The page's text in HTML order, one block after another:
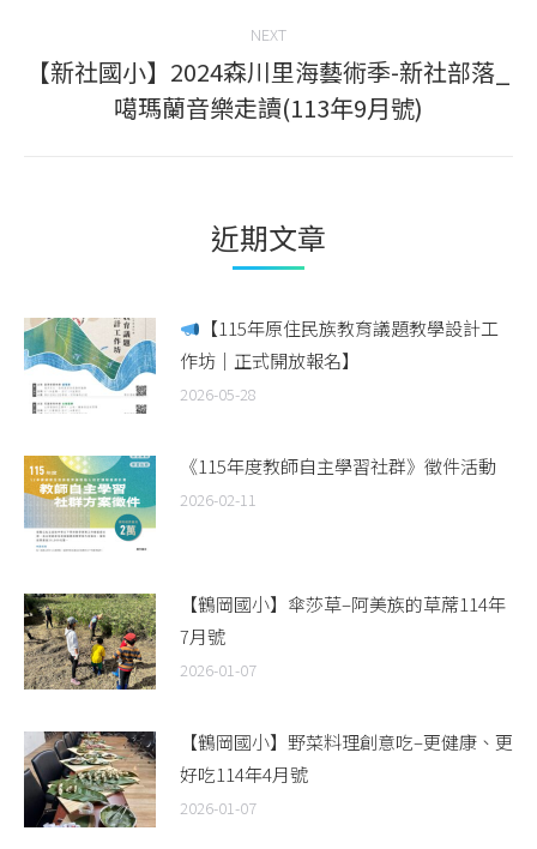
NEXT
Next
post:
【新社國小】2024森川里海藝術季-新社部落_
噶瑪蘭音樂走讀(113年9月號)
近期文章
【115年原住民族教育議題教學設計工
作坊｜正式開放報名】
2026-05-28
《115年度教師自主學習社群》徵件活動
2026-02-11
【鶴岡國小】傘莎草–阿美族的草蓆114年
7月號
2026-01-07
【鶴岡國小】野菜料理創意吃–更健康、更
好吃114年4月號
2026-01-07